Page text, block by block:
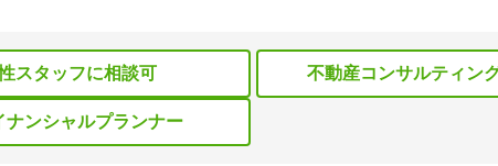
スタッフに相談可 不動産コンサルティン
ナンシャルプランナー